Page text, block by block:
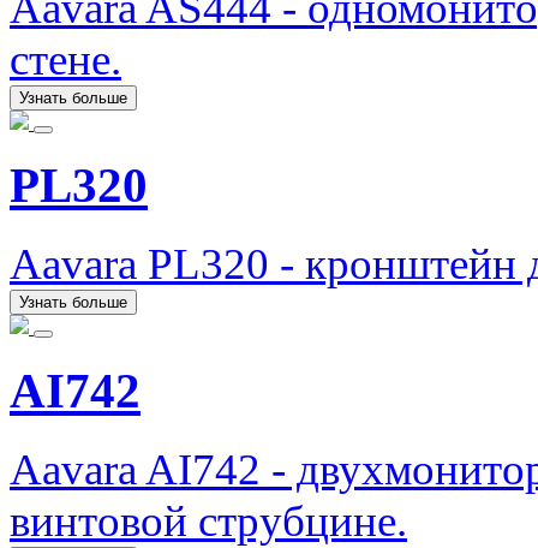
стене.
Узнать больше
PL320
Aavara PL320 - кронштейн
Узнать больше
AI742
Aavara AI742 -
винтовой струбцине.